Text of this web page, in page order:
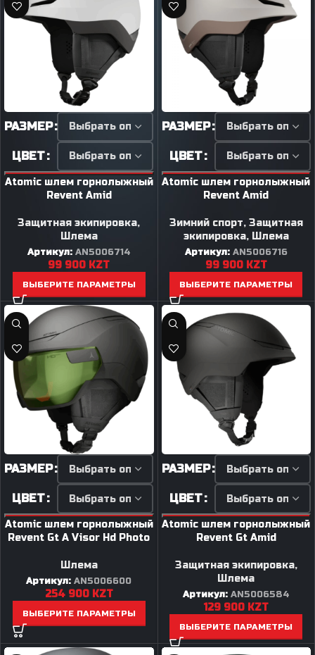
РАЗМЕР
ЦВЕТ
Atomic шлем горнолыжный
Revent Amid
Защитная экипировка,
Шлема
Артикул: AN5006714
99 900 KZT
ВЫБЕРИТЕ ПАРАМЕТРЫ
РАЗМЕР
ЦВЕТ
Atomic шлем горнолыжный
Revent Amid
Зимний спорт, Защитная
экипировка, Шлема
Артикул: AN5006716
99 900 KZT
ВЫБЕРИТЕ ПАРАМЕТРЫ
РАЗМЕР
ЦВЕТ
Atomic шлем горнолыжный
Revent Gt A Visor Hd Photo
Шлема
Артикул:AN5006600
254 900 KZT
ВЫБЕРИТЕ ПАРАМЕТРЫ
РАЗМЕР
ЦВЕТ
Atomic шлем горнолыжный
Revent Gt Amid
Защитная экипировка,
Шлема
Артикул: AN5006584
129 900 KZT
ВЫБЕРИТЕ ПАРАМЕТРЫ